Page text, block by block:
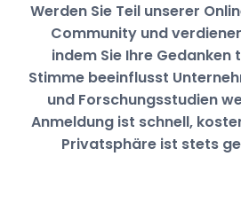
Werden Sie Teil unserer
Community und
indem Sie Ihre Gedanken
Stimme beeinflusst
und Forschungsstudien
Anmeldung ist schnell,
Privatsphäre ist stets